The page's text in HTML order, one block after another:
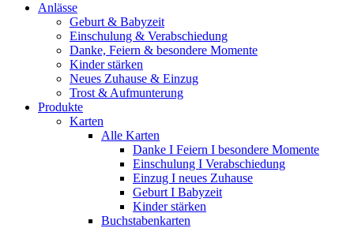
Anlässe
Geburt & Babyzeit
Einschulung & Verabschiedung
Danke, Feiern & besondere Momente
Kinder stärken
Neues Zuhause & Einzug
Trost & Aufmunterung
Produkte
Karten
Alle Karten
Danke I Feiern I besondere Momente
Einschulung I Verabschiedung
Einzug I neues Zuhause
Geburt I Babyzeit
Kinder stärken
Buchstabenkarten